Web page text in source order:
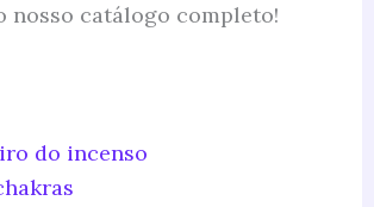
nosso catálogo completo!
do incenso